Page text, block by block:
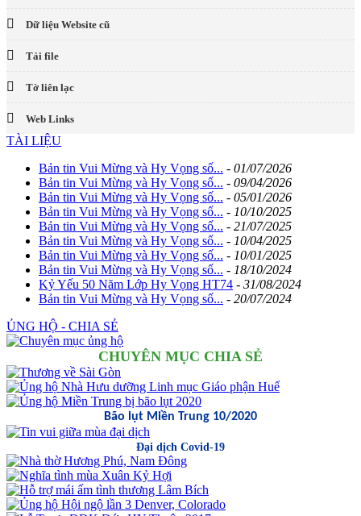
Dữ liệu Website cũ
Tải file
Tờ liên lạc
Web Links
TÀI LIỆU
Bản tin Vui Mừng và Hy Vọng số... - 01/07/2026
Bản tin Vui Mừng và Hy Vọng số... - 09/04/2026
Bản tin Vui Mừng và Hy Vọng số... - 05/01/2026
Bản tin Vui Mừng và Hy Vọng số... - 10/10/2025
Bản tin Vui Mừng và Hy Vọng số... - 21/07/2025
Bản tin Vui Mừng và Hy Vọng số... - 10/04/2025
Bản tin Vui Mừng và Hy Vọng số... - 10/01/2025
Bản tin Vui Mừng và Hy Vọng số... - 18/10/2024
Kỷ Yếu 50 Năm Lớp Hy Vọng HT74 - 31/08/2024
Bản tin Vui Mừng và Hy Vọng số... - 20/07/2024
ỦNG HỘ - CHIA SẺ
CHUYÊN MỤC CHIA SẺ
Bão lụt Miền Trung 10/2020
Đại dịch Covid-19